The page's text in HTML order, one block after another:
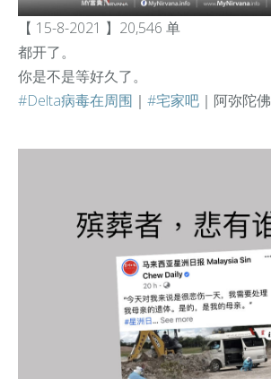
【 15-8-2021 】20,546 单
都开了。
你是不是等好久了。
#Delta病毒在周围 ｜ #宅家吧 ｜阿弥陀佛